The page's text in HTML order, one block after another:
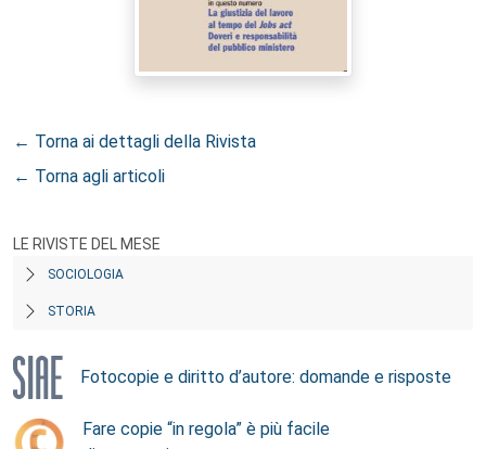
← Torna ai dettagli della Rivista
← Torna agli articoli
LE RIVISTE DEL MESE
SOCIOLOGIA
STORIA
Fotocopie e diritto d’autore: domande e risposte
Fare copie “in regola” è più facile